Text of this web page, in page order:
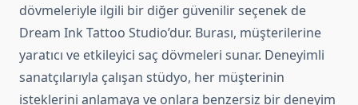
dövmeleriyle ilgili bir diğer güvenilir seçenek de
Dream Ink Tattoo Studio’dur. Burası, müşterilerine
yaratıcı ve etkileyici saç dövmeleri sunar. Deneyimli
sanatçılarıyla çalışan stüdyo, her müşterinin
isteklerini anlamaya ve onlara benzersiz bir deneyim